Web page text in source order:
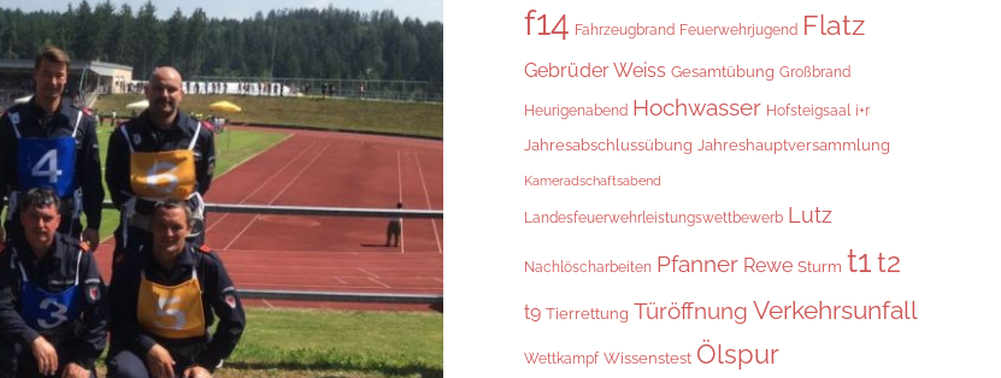
f14 Fahrzeugbrand Feuerwehrjugend Flatz
Gebrüder Weiss Gesamtübung Großbrand
Heurigenabend Hochwasser Hofsteigsaal i+r
Jahresabschlussübung Jahreshauptversammlung
Kameradschaftsabend
Landesfeuerwehrleistungswettbewerb Lutz
Nachlöscharbeiten Pfanner Rewe Sturm t1t2
t9 Tierrettung Türöffnung Verkehrsunfall
Wettkampf Wissenstest Ölspur